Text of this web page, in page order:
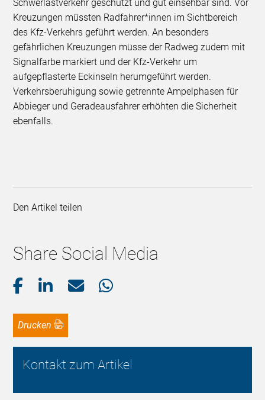
Schwerlastverkehr geschützt und gut einsehbar sind. Vor
Kreuzungen müssten Radfahrer*innen im Sichtbereich
des Kfz-Verkehrs geführt werden. An besonders
gefährlichen Kreuzungen müsse der Radweg zudem mit
Signalfarbe markiert und der Kfz-Verkehr um
aufgepflasterte Eckinseln herumgeführt werden.
Verkehrsberuhigung sowie getrennte Ampelphasen für
Abbieger und Geradeausfahrer erhöhten die Sicherheit
ebenfalls.
Den Artikel teilen
Share Social Media
Drucken
Kontakt zum Artikel